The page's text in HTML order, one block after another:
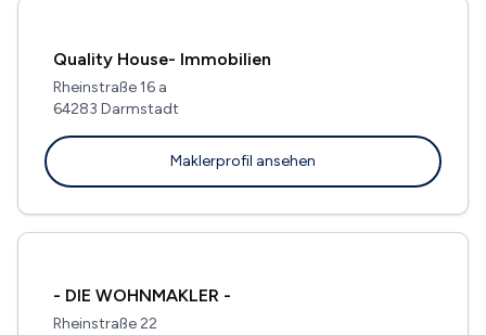
Quality House- Immobilien
Rheinstraße 16 a
64283 Darmstadt
Maklerprofil ansehen
- DIE WOHNMAKLER -
Rheinstraße 22